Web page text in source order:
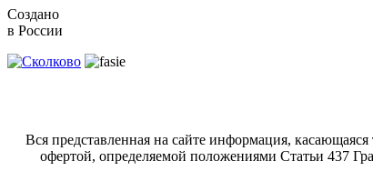
Создано
в России
Вся представленная на сайте информация,
офертой, определяемой положениями Статьи 437